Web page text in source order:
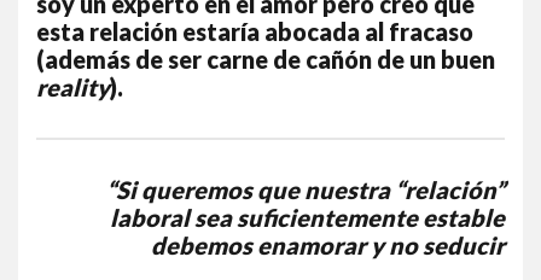
esta relación estaría abocada al fracaso
(además de ser carne de cañón de un buen
reality).
“Si queremos que nuestra “relación”
laboral sea suficientemente estable
debemos enamorar y no seducir